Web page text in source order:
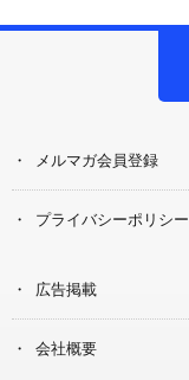
メルマガ会員登録
プライバシーポリシー
広告掲載
会社概要